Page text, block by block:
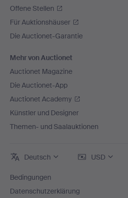
Offene Stellen
Für Auktionshäuser
Die Auctionet-Garantie
Mehr von Auctionet
Auctionet Magazine
Die Auctionet-App
Auctionet Academy
Künstler und Designer
Themen- und Saalauktionen
Deutsch USD
Bedingungen
Datenschutzerklärung